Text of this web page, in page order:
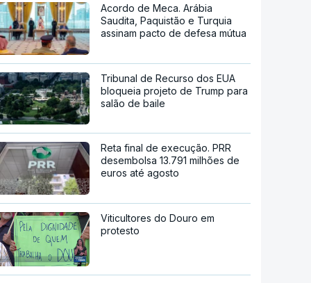
Acordo de Meca. Arábia
Saudita, Paquistão e Turquia
assinam pacto de defesa mútua
Tribunal de Recurso dos EUA
bloqueia projeto de Trump para
salão de baile
Reta final de execução. PRR
desembolsa 13.791 milhões de
euros até agosto
Viticultores do Douro em
protesto